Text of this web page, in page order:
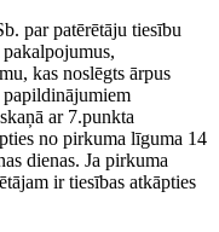
par patērētāju tiesību
kas noslēgts ārpus
ar 7.punkta
no pirkuma līguma 14
dienas. Ja pirkuma
ir tiesības atkāpties